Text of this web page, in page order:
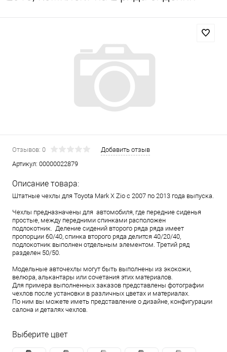
Отзывов: 0
Добавить отзыв
Артикул: 00000022879
Описание товара:
Штатные чехлы для Toyota Mark X Zio с 2007 по 2013 года выпуска.
Чехлы предназначены для автомобиля, где передние сиденья
простые, между передними спинками расположен
подлокотник. Деление сидений второго ряда ряда имеет
пропорции 60/40, спинка второго ряда делится 40/20/40,
подлокотник выполнен отдельным элементом. Третий ряд
разделен 50/50.
Модельные авточехлы могут быть выполнены из экокожи,
велюра, алькантары или сочетания этих материалов.
Для примера выполненных заказов представлены фотографии
чехлов после установки в различных цветах и материалах.
По ним вы можете иметь представление о дизайне, конфигурации
салона и деталях чехлов.
Выберите цвет